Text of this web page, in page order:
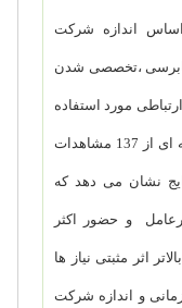
اندازه شرکت
،تخصصی شدن
مورد استفاده
قرار گیرند استوار است.با استفاده از نمونه ای از 137 مشاهدات
برای دوره 2005-2009 ، نتایج نشان می دهد که
و حضور اکثر
اثر مثبتی نیاز ها
و اندازه شرکت